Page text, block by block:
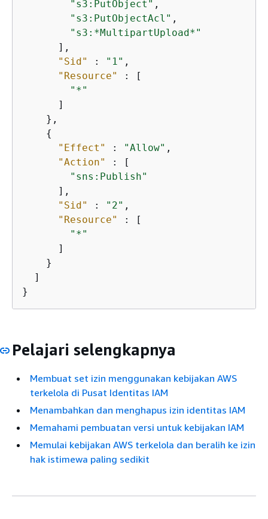
"s3:PutObject" ,
"s3:PutObjectAcl" ,
"s3:*MultipartUpload*"
      ],
"Sid"
: "1" ,
"Resource"
: [
"*"
      ]
    },
{
"Effect"
: "Allow" ,
"Action"
: [
"sns:Publish"
      ],
"Sid"
: "2" ,
"Resource"
: [
"*"
      ]
    }
  ]
}
Pelajari selengkapnya
Membuat set izin menggunakan kebijakan AWS
terkelola di Pusat Identitas IAM
Menambahkan dan menghapus izin identitas IAM
Memahami pembuatan versi untuk kebijakan IAM
Memulai kebijakan AWS terkelola dan beralih ke izin
hak istimewa paling sedikit